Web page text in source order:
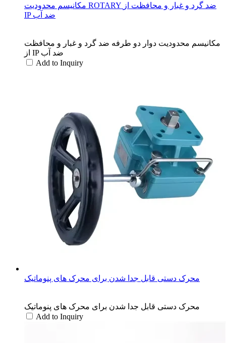
مکانیسم محدودیت ROTARY ضد گرد و غبار و محافظت از
IP ضد آب
مکانیسم محدودیت دوار دو طرفه ضد گرد و غبار و محافظت
از IP ضد آب
Add to Inquiry
محرک دستی قابل جدا شدن برای محرک های پنوماتیک
محرک دستی قابل جدا شدن برای محرک های پنوماتیک
Add to Inquiry